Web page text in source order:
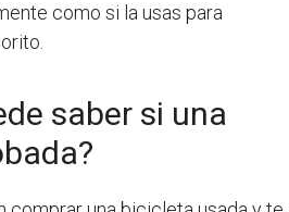
como si la usas para
saber si una